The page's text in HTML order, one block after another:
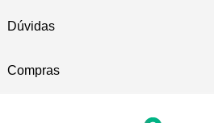
Dúvidas
Compras